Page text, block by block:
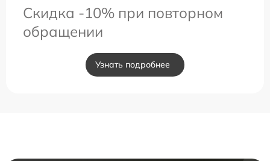
Скидка -10% при повторном
обращении
Узнать подробнее